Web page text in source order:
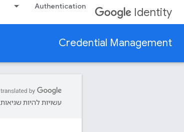
Identity
Authentication
Credential Management
עשויות להיות שגיאות.